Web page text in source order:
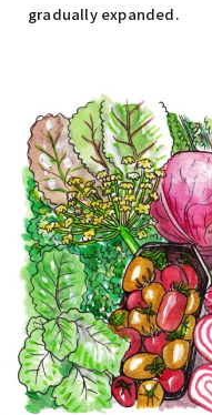
gradually expanded.